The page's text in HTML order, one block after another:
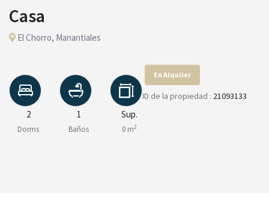
Casa
El Chorro, Manantiales
2
Dorms
1
Baños
Sup.
0 m2
En Alquiler
ID de la propiedad : 21093133